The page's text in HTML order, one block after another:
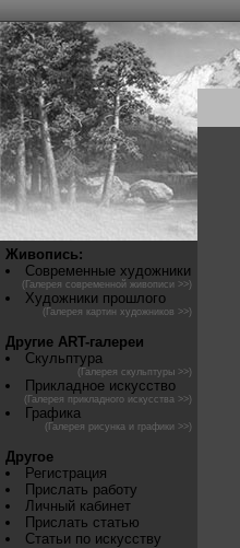
Живопись:
Современные художники
(Галерея современной живописи >>)
Художники прошлого
(Галерея картин художников >>)
Другие ART-галереи
Скульптура
(Галерея скульптуры >>)
Прикладное искусство
(Галерея прикладного искусства >>)
Графика
(Галерея рисунка и графики >>)
Другое
Регистрация
Прислать работу
Личный кабинет
Прислать статью
Статьи по искусству